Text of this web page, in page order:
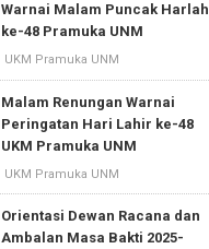
Warnai Malam Puncak Harlah
ke-48 Pramuka UNM
UKM Pramuka UNM
Malam Renungan Warnai
Peringatan Hari Lahir ke-48
UKM Pramuka UNM
UKM Pramuka UNM
Orientasi Dewan Racana dan
Ambalan Masa Bakti 2025-